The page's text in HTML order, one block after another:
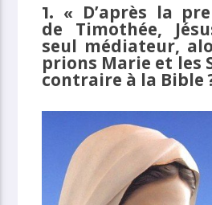
1. « D’après la
de Timothée,
seul médiateur,
prions Marie et les
contraire à la Bible